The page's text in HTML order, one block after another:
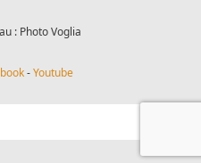
: Photo Voglia
-Youtube